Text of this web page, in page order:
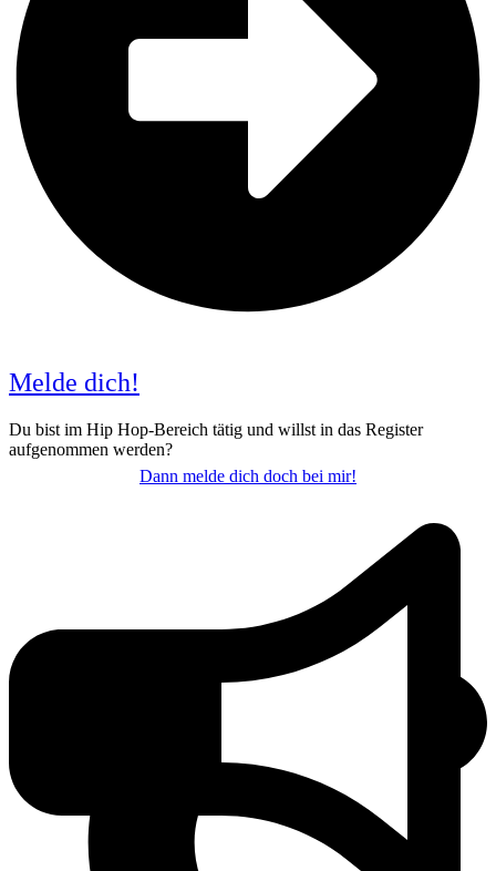
Melde dich!
Du bist im Hip Hop-Bereich tätig und willst in das Register
aufgenommen werden?
Dann melde dich doch bei mir!